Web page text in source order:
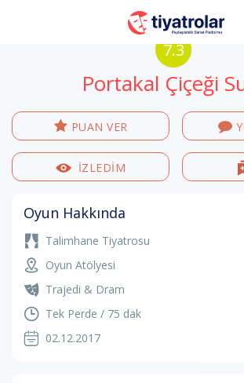
7.3
Portakal Çiçeği
PUAN VER
İZLEDİM
Oyun Hakkında
Talimhane Tiyatrosu
Oyun Atölyesi
Trajedi & Dram
Tek Perde / 75 dak
02.12.2017